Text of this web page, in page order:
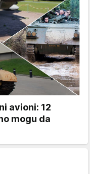
avioni: 12
mogu da